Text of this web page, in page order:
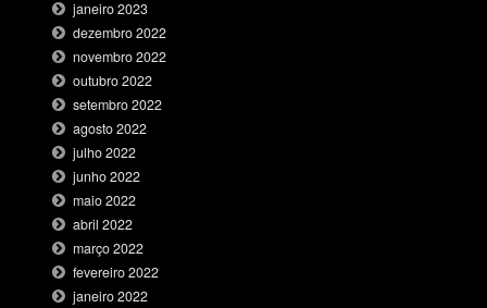
janeiro 2023
dezembro 2022
novembro 2022
outubro 2022
setembro 2022
agosto 2022
julho 2022
junho 2022
maio 2022
abril 2022
março 2022
fevereiro 2022
janeiro 2022